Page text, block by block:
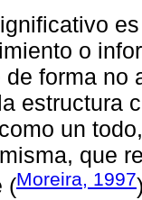
o
de forma no
estructura
un
que
(Moreira, 1997